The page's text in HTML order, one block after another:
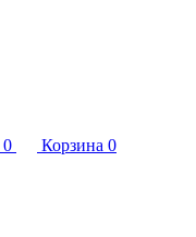
0 Корзина 0